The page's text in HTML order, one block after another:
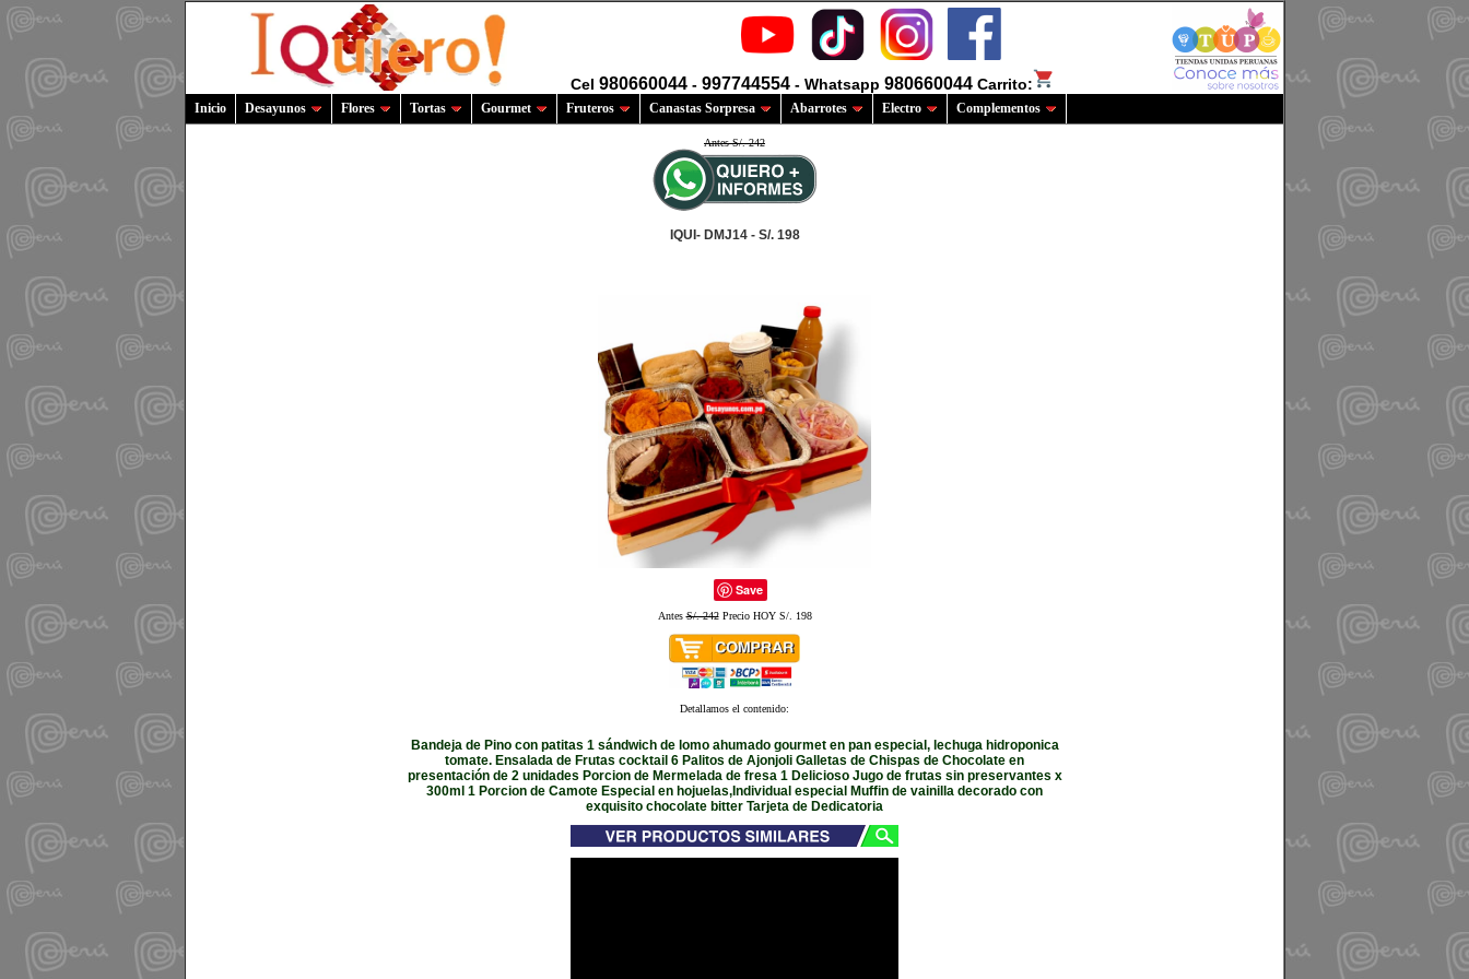
Cel 980660044 - 997744554 - Whatsapp 980660044 Carrito:
Inicio Desayunos Flores Tortas Gourmet Fruteros Canastas Sorpresa Abarrotes Electro Complementos
Antes S/. 242
IQUI- DMJ14 - S/. 198
Save
AntesS/. 242Precio HOY S/. 198
Detallamos el contenido:
Bandeja de Pino con patitas 1 sándwich de lomo ahumado gourmet en pan especial, lechuga hidroponica
tomate. Ensalada de Frutas cocktail 6 Palitos de Ajonjoli Galletas de Chispas de Chocolate en
presentación de 2 unidades Porcion de Mermelada de fresa 1 Delicioso Jugo de frutas sin preservantes x
300ml 1 Porcion de Camote Especial en hojuelas,Individual especial Muffin de vainilla decorado con
exquisito chocolate bitter Tarjeta de Dedicatoria